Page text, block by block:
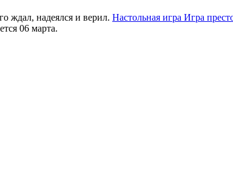
ждал, надеялся и верил. Настольная игра Игра
06 марта.